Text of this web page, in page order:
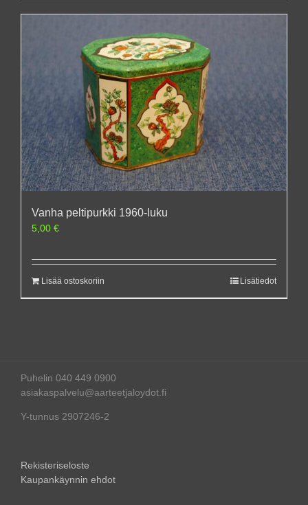
Vanha peltipurkki 1960-luku
5,00 €
Lisää ostoskoriin Lisätiedot
Puhelin 040 449 0900
asiakaspalvelu@aarteetjaloydot.fi
Y-tunnus 2907246-2
Rekisteriseloste
Kaupankäynnin ehdot